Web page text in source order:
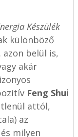
különböző
belül is,
akár
Feng Shui
attól,
az
milyen